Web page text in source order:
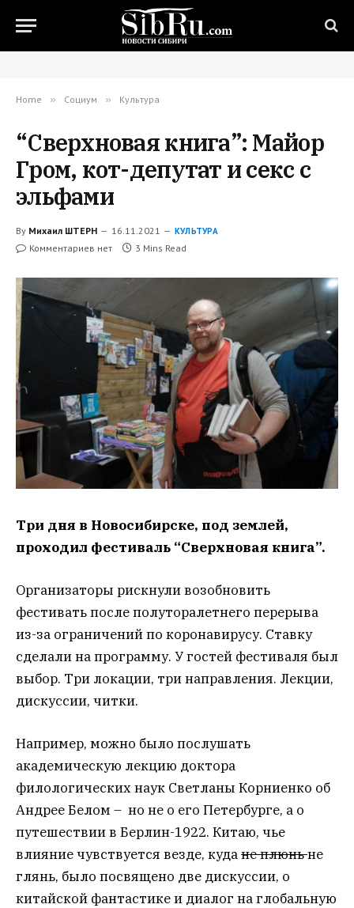
Home » Социум » Культура
“Сверхновая книга”: Майор
Гром, кот-депутат и секс с
эльфами
By Михаил ШТЕРН 16.11.2021 КУЛЬТУРА
Комментариев нет 3 Mins Read
Три дня в Новосибирске, под землей,
проходил фестиваль “Сверхновая книга”.
Организаторы рискнули возобновить
фестивать после полуторалетнего перерыва
из-за ограничений по коронавирусу. Ставку
сделали на программу. У гостей фестиваля был
выбор. Три локации, три направления. Лекции,
дискуссии, читки.
Например, можно было послушать
академическую лекцию доктора
филологических наук Светланы Корниенко об
Андрее Белом – но не о его Петербурге, а о
путешествии в Берлин-1922. Китаю, чье
влияние чувствуется везде, кудане плюньне
глянь, было посвящено две дискуссии, о
китайской фантастике и диалог на глобальную